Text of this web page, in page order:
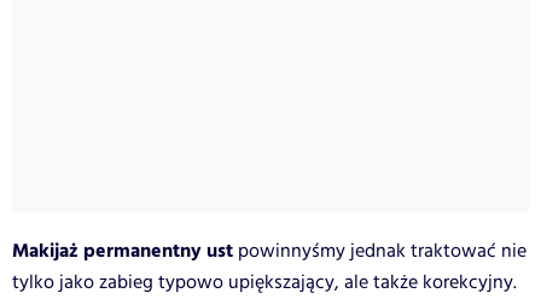
Makijaż permanentny ust powinnyśmy jednak traktować nie
tylko jako zabieg typowo upiększający, ale także korekcyjny.